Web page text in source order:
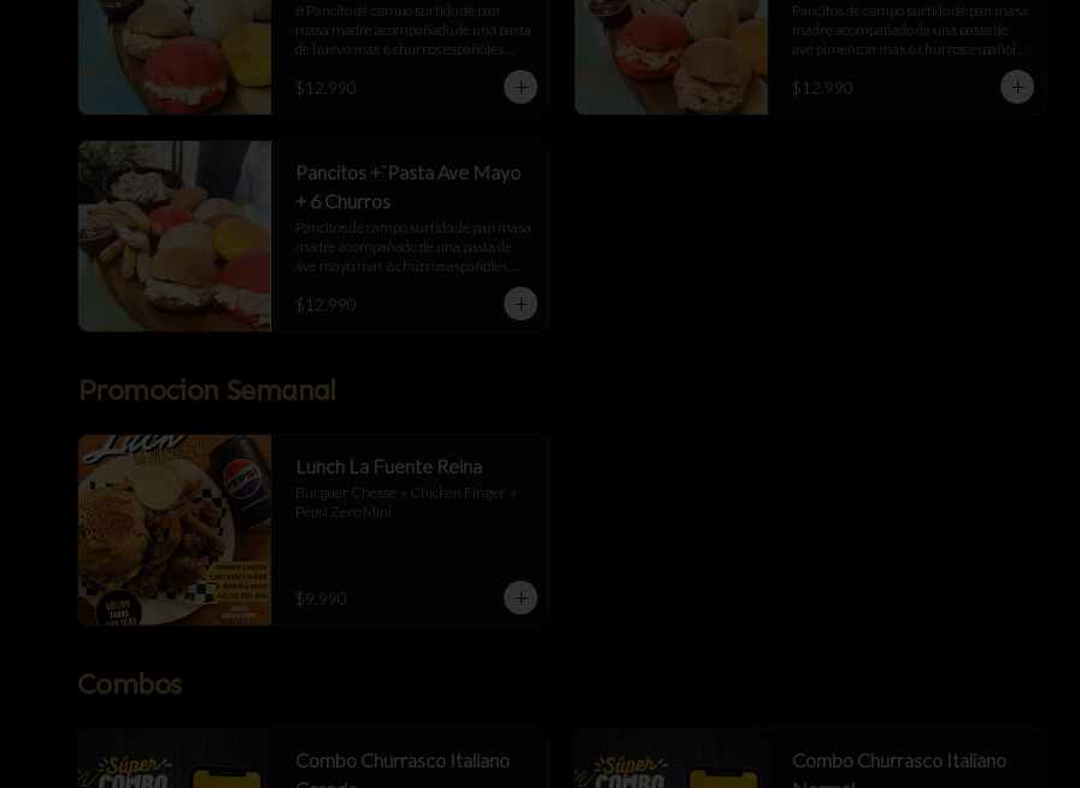
8 Pancito de campo surtido de pan
masa madre acompañado de una pasta
de huevo mas 6 churros españoles
$12.990
Pancitos de campo surtido de pan masa
madre acompañado de una pasta de
ave pimentón mas 6 churros españoles
$12.990
Pancitos +¨Pasta Ave Mayo
+ 6 Churros
Pancitos de campo surtido de pan masa
madre acompañado de una pasta de
ave mayo mas 6 churros españoles
$12.990
Promocion Semanal
Lunch La Fuente Reina
Burguer Chesse + Chicken Finger  +
Pepsi Zero Mini
$9.990
Combos
Combo Churrasco Italiano
Combo Churrasco Italiano